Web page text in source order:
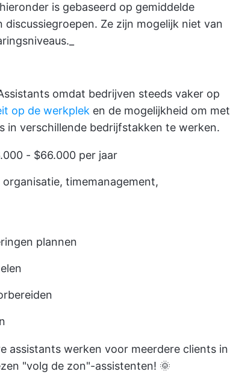
is gebaseerd op gemiddelde
Ze zijn mogelijk niet van
omdat bedrijven steeds vaker op
op de werkplek en de mogelijkheid om met
in verschillende bedrijfstakken te werken.
- $66.000 per jaar
timemanagement,
plannen
assistants werken voor meerdere clients in
"volg de zon"-assistenten! 🌞